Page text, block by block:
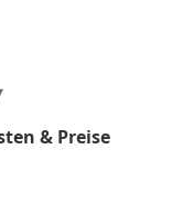
& Preise